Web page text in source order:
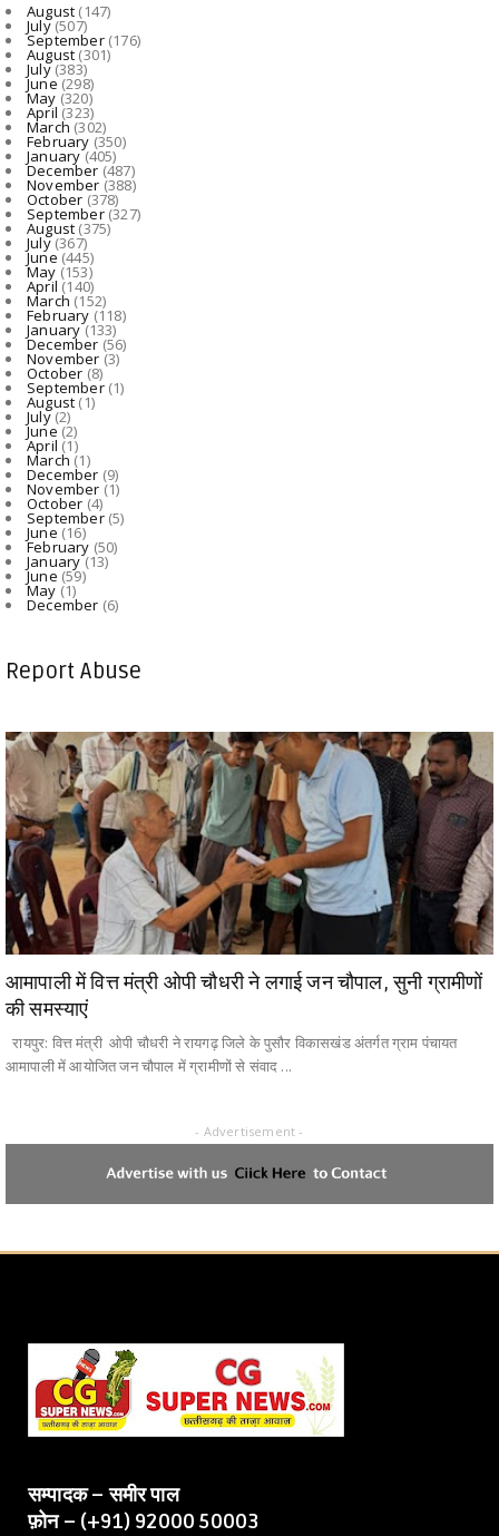
छत्तीसगढ़ में रेलवे विस्तार को मिली रफ्तार, वार्षिक बजट आवंट...
एम्स रायपुर के तृतीय दीक्षांत समारोह में मुख्य अतिथि होंगे उ...
August (147)
July(507)
September(176)
August (301)
July(383)
June(298)
May (320)
April (323)
March (302)
February (350)
January(405)
December (487)
November (388)
October (378)
September(327)
August (375)
July(367)
June(445)
May (153)
April (140)
March (152)
February (118)
January(133)
December (56)
November (3)
October (8)
September(1)
August (1)
July(2)
June(2)
April (1)
March (1)
December (9)
November (1)
October (4)
September(5)
June (16)
February (50)
January(13)
June (59)
May (1)
December (6)
Report Abuse
आमापाली में वित्त मंत्री ओपी चौधरी ने लगाई जन चौपाल, सुनी ग्रामीणों
की समस्याएं
रायपुर: वित्त मंत्री ओपी चौधरी ने रायगढ़ जिले के पुसौर विकासखंड अंतर्गत ग्राम पंचायत
आमापाली में आयोजित जन चौपाल में ग्रामीणों से संवाद ...
- Advertisement -
सम्पादक – समीर पाल
फ़ोन – (+91) 92000 50003